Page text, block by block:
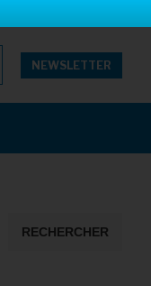
NEWSLETTER
RECHERCHER